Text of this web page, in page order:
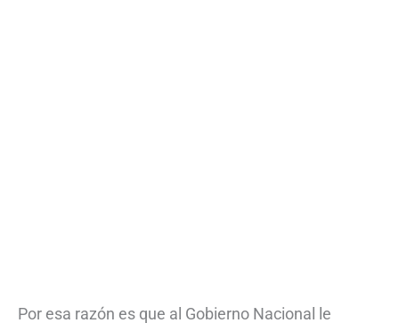
Por esa razón es que al Gobierno Nacional le